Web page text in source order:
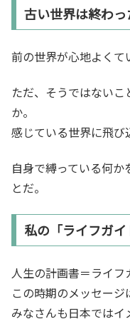
古い世界は終わっ
前の世界が心地よくて
ただ、そうではない
か。
感じている世界に飛び
自身で縛っている何
とだ。
私の「ライフガ
人生の計画書＝ライフ
この時期のメッセージ
みなさんも日本ではイ